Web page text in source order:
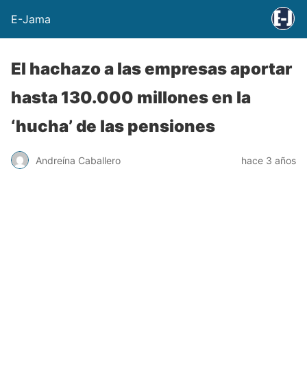
E-Jama
El hachazo a las empresas aportar
hasta 130.000 millones en la
‘hucha’ de las pensiones
Andreína Caballero hace 3 años